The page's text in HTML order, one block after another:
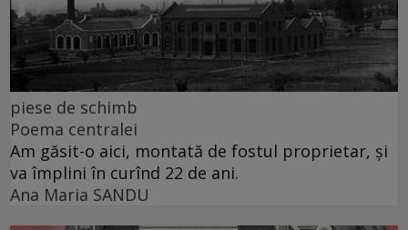
piese de schimb
Poema centralei
Am găsit-o aici, montată de fostul proprietar, și
va împlini în curînd 22 de ani.
Ana Maria SANDU